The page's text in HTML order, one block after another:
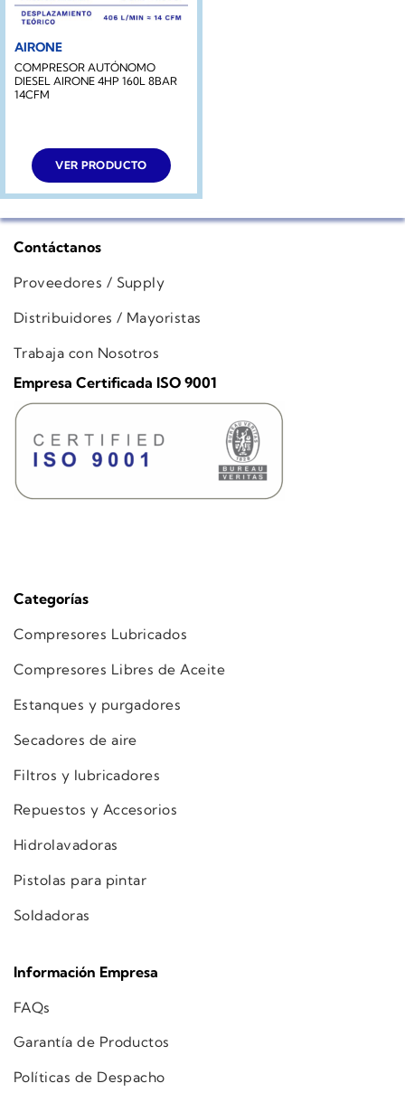
AIRONE
COMPRESOR AUTÓNOMO
DIESEL AIRONE 4HP 160L 8BAR
14CFM
VER PRODUCTO
Categorías
Compresores Lubricados
Compresores Libres de Aceite
Estanques y purgadores
Secadores de aire
Filtros y lubricadores
Repuestos y Accesorios
Hidrolavadoras
Pistolas para pintar
Soldadoras
Información Empresa
FAQs
Garantía de Productos
Políticas de Despacho
Contáctanos
Proveedores / Supply
Distribuidores / Mayoristas
Trabaja con Nosotros
Empresa Certificada ISO 9001